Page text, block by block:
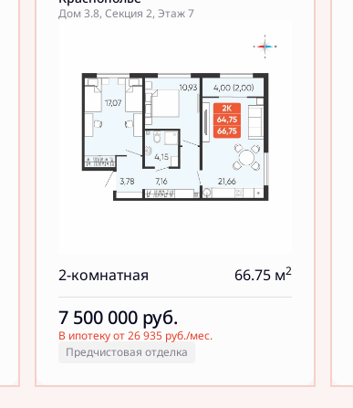
Дом 3.8, Секция 2, Этаж 7
2-комнатная 66.75 м2
7 500 000 руб.
В ипотеку от 26 935 руб./мес.
Предчистовая отделка